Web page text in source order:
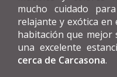
mucho cuidado
relajante y exótica en
habitación que mejor
una excelente
cerca de Carcasona.